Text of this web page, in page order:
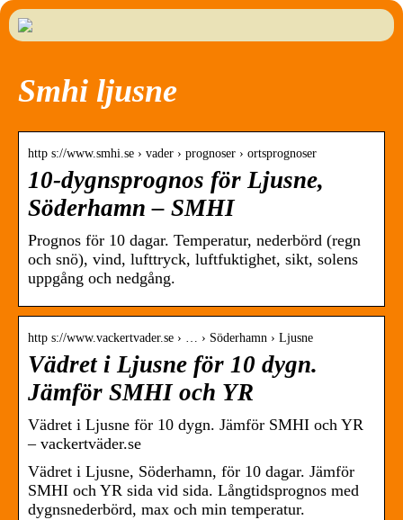
Smhi ljusne
http s://www.smhi.se › vader › prognoser › ortsprognoser
10-dygnsprognos för Ljusne,
Söderhamn – SMHI
Prognos för 10 dagar. Temperatur, nederbörd (regn
och snö), vind, lufttryck, luftfuktighet, sikt, solens
uppgång och nedgång.
http s://www.vackertvader.se › … › Söderhamn › Ljusne
Vädret i Ljusne för 10 dygn.
Jämför SMHI och YR
Vädret i Ljusne för 10 dygn. Jämför SMHI och YR
– vackertväder.se
Vädret i Ljusne, Söderhamn, för 10 dagar. Jämför
SMHI och YR sida vid sida. Långtidsprognos med
dygnsnederbörd, max och min temperatur.